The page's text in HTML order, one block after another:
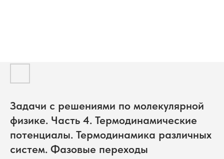
Задачи с решениями по молекулярной
физике. Часть 4. Термодинамические
потенциалы. Термодинамика различных
систем. Фазовые переходы